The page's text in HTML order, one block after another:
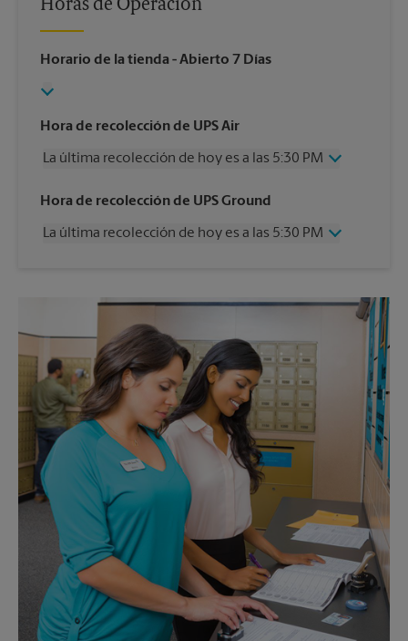
Horas de Operación
Horario de la tienda - Abierto 7 Días
Hora de recolección de UPS Air
La última recolección de hoy es a las 5:30 PM
Miércoles
5:30 PM
Viernes
5:30 PM
Hora de recolección de UPS Ground
La última recolección de hoy es a las 5:30 PM
Sin Recolección
Domingo
Sin Recolección
Lunes
5:30 PM
Martes
5:30 PM